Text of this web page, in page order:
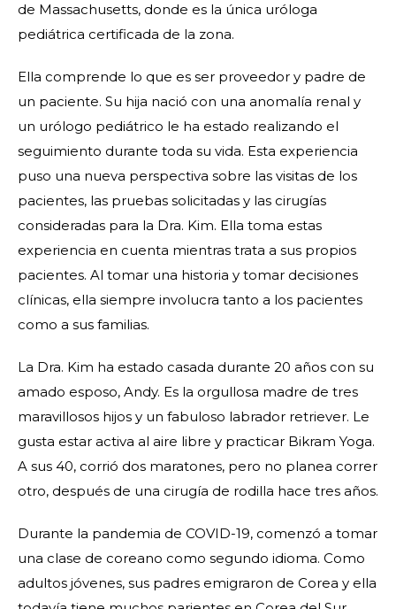
de Massachusetts, donde es la única uróloga
pediátrica certificada de la zona.
Ella comprende lo que es ser proveedor y padre de
un paciente. Su hija nació con una anomalía renal y
un urólogo pediátrico le ha estado realizando el
seguimiento durante toda su vida. Esta experiencia
puso una nueva perspectiva sobre las visitas de los
pacientes, las pruebas solicitadas y las cirugías
consideradas para la Dra. Kim. Ella toma estas
experiencia en cuenta mientras trata a sus propios
pacientes. Al tomar una historia y tomar decisiones
clínicas, ella siempre involucra tanto a los pacientes
como a sus familias.
La Dra. Kim ha estado casada durante 20 años con su
amado esposo, Andy. Es la orgullosa madre de tres
maravillosos hijos y un fabuloso labrador retriever. Le
gusta estar activa al aire libre y practicar Bikram Yoga.
A sus 40, corrió dos maratones, pero no planea correr
otro, después de una cirugía de rodilla hace tres años.
Durante la pandemia de COVID-19, comenzó a tomar
una clase de coreano como segundo idioma. Como
adultos jóvenes, sus padres emigraron de Corea y ella